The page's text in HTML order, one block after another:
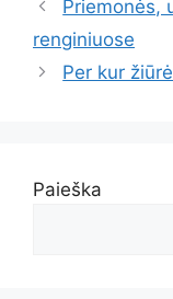
Priemonės,
renginiuose
Per kur
Paieška